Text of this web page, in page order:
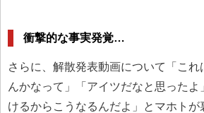
衝撃的な事実発覚…
さらに、解散発表動画について「これ
んかなって」「アイツだなと思った
けるからこうなるんだよ」とマホトが